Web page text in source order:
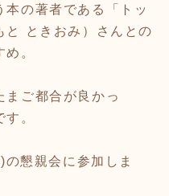
の著者である「トッ
と ときおみ）さんとの
。
まご都合が良かっ
。
懇親会に参加しま